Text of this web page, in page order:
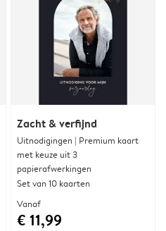
Zacht & verfijnd
Uitnodigingen | Premium kaart
met keuze uit 3
papierafwerkingen
Set van 10 kaarten
Vanaf
€ 11,99